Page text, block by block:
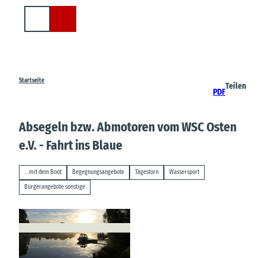
Startseite
PDF
Teilen
Absegeln bzw. Abmotoren vom WSC Osten
e.V. - Fahrt ins Blaue
... mit dem Boot Begegnungsangebote Tagestörn Wassersport
Bürgerangebote sonstige